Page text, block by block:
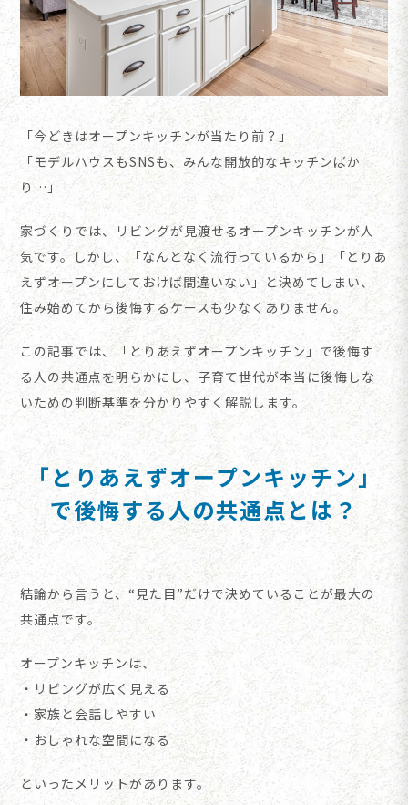
「今どきはオープンキッチンが当たり前？」
「モデルハウスもSNSも、みんな開放的なキッチンばか
り…」
家づくりでは、リビングが見渡せるオープンキッチンが人
気です。しかし、「なんとなく流行っているから」「とりあ
えずオープンにしておけば間違いない」と決めてしまい、
住み始めてから後悔するケースも少なくありません。
この記事では、「とりあえずオープンキッチン」で後悔す
る人の共通点を明らかにし、子育て世代が本当に後悔しな
いための判断基準を分かりやすく解説します。
「とりあえずオープンキッチン」
で後悔する人の共通点とは？
結論から言うと、“見た目”だけで決めていることが最大の
共通点です。
オープンキッチンは、
・リビングが広く見える
・家族と会話しやすい
・おしゃれな空間になる
といったメリットがあります。